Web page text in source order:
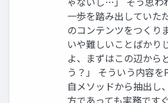
一歩を踏み出していた
のコンテンツをつくり
いや難しいことばかり
よ、まずはこの辺から
う？」 そういう内容
自メソッドから抽出し